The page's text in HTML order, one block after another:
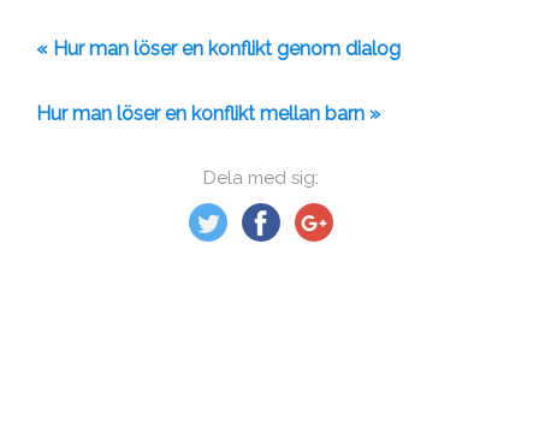
Dela med sig:
« Hur man löser en konflikt genom dialog
Hur man löser en konflikt mellan barn »